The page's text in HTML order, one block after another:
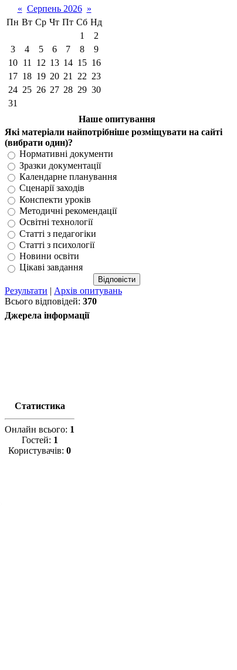
« Серпень 2026 »
Пн Вт Ср Чт Пт Сб Нд
1
2
3
4 5 6 7 8
9
10
11 12 13 14 15 16
17 18 19 20 21 22 23
24 25 26 27 28 29 30
31
Наше опитування
Які матеріали найпотрібніше розміщувати на сайті
(вибрати один)?
Нормативні документи
Зразки документації
Календарне планування
Сценарії заходів
Конспекти уроків
Методичні рекомендації
Освітні технології
Статті з педагогіки
Статті з психології
Новини освіти
Цікаві завдання
Результати | Архів опитувань
Всього відповідей: 370
Джерела інформації
Статистика
Онлайн всього: 1
Гостей: 1
Користувачів: 0